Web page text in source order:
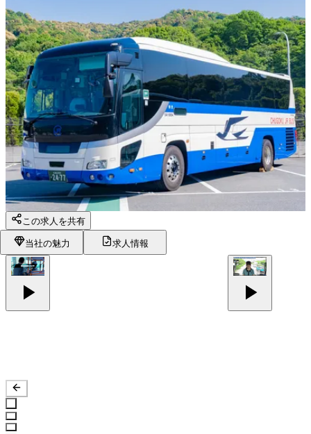
この求人を共有
当社の魅力 求人情報